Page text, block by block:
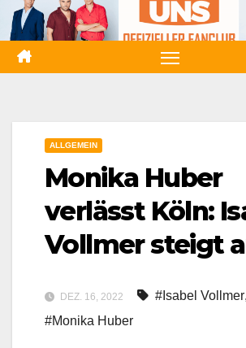
Zum
Inhalt
springen
ALLGEMEIN
Monika Huber
verlässt Köln:
Vollmer steigt
DEZ. 16, 2022 #Isabel Vollmer,
#Monika Huber